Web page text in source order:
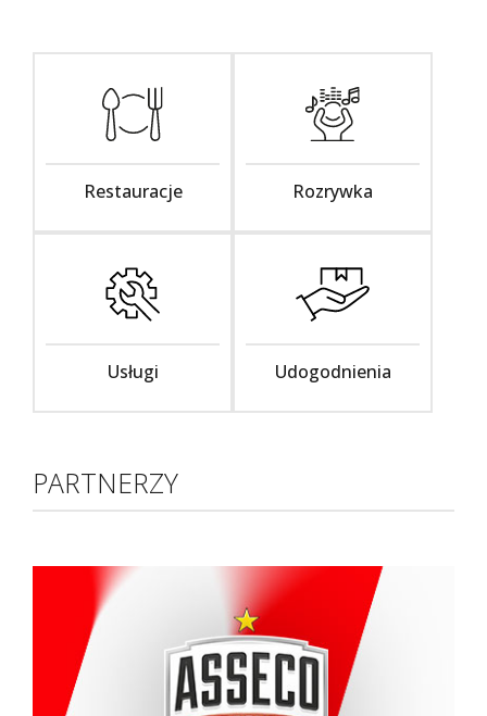
Restauracje Rozrywka
Usługi Udogodnienia
PARTNERZY